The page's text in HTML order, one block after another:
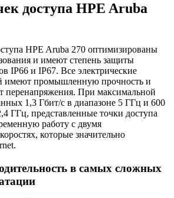
доступа HPE Aruba
HPE Aruba 270 оптимизированы
и имеют степень защиты
IP66 и IP67. Все электрические
имеют промышленную прочность и
перенапряжения. При максимальной
1,3 Гбит/с в диапазоне 5 ГГц и 600
ГГц, представленные точки доступа
работу с двумя
которые значительно
в самых сложных